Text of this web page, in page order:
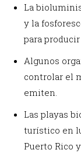
La
y la
para
Algunos
controlar el
emiten.
Las playas
turístico en
Puerto Rico